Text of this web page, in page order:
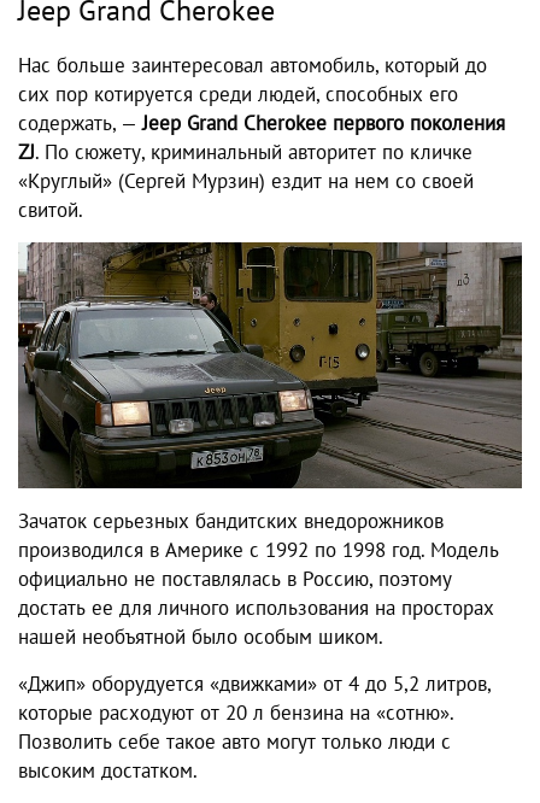
Jeep Grand Cherokee
Нас больше заинтересовал автомобиль, который до
сих пор котируется среди людей, способных его
содержать, —Jeep Grand Cherokee первого поколения
ZJ. По сюжету, криминальный авторитет по кличке
«Круглый» (Сергей Мурзин) ездит на нем со своей
свитой.
Зачаток серьезных бандитских внедорожников
производился в Америке с 1992 по 1998 год. Модель
официально не поставлялась в Россию, поэтому
достать ее для личного использования на просторах
нашей необъятной было особым шиком.
«Джип» оборудуется «движками» от 4 до 5,2 литров,
которые расходуют от 20 л бензина на «сотню».
Позволить себе такое авто могут только люди с
высоким достатком.